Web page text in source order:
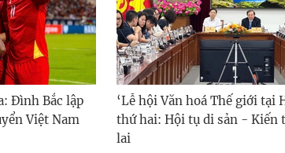
Đình Bắc lập
Việt Nam
‘Lễ hội Văn hoá Thế giới tại
thứ hai: Hội tụ di sản - Kiến
lai